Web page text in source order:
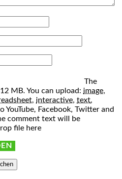
The
MB. You can upload: image,
, interactive, text,
YouTube, Facebook, Twitter and
comment text will be
file here